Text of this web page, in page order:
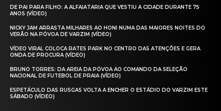
DE PAI PARA FILHO: A ALFAIATARIA QUE VESTIU A CIDADE DURANTE 75
ANOS (VÍDEO)
NICKY JAM ARRASTA MILHARES AO HONI NUMA DAS MAIORES NOITES DO
VERÃO NA PÓVOA DE VARZIM (VÍDEO)
VÍDEO VIRAL COLOCA RATES PARK NO CENTRO DAS ATENÇÕES E GERA
ONDA DE PROCURA (VÍDEO)
BRUNO TORRES: DA AREIA DA PÓVOA AO COMANDO DA SELEÇÃO
NACIONAL DE FUTEBOL DE PRAIA (VÍDEO)
ESPETÁCULO DAS RUSGAS VOLTA A ENCHER O ESTÁDIO DO VARZIM ESTE
SÁBADO (VÍDEO)